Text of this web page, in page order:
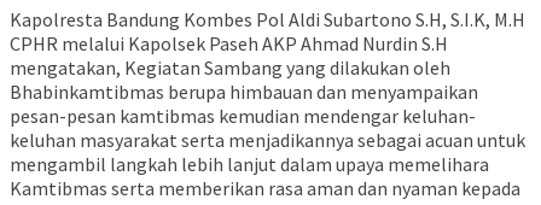
Kapolresta Bandung Kombes Pol Aldi Subartono S.H, S.I.K, M.H
CPHR melalui Kapolsek Paseh AKP Ahmad Nurdin S.H
mengatakan, Kegiatan Sambang yang dilakukan oleh
Bhabinkamtibmas berupa himbauan dan menyampaikan
pesan-pesan kamtibmas kemudian mendengar keluhan-
keluhan masyarakat serta menjadikannya sebagai acuan untuk
mengambil langkah lebih lanjut dalam upaya memelihara
Kamtibmas serta memberikan rasa aman dan nyaman kepada